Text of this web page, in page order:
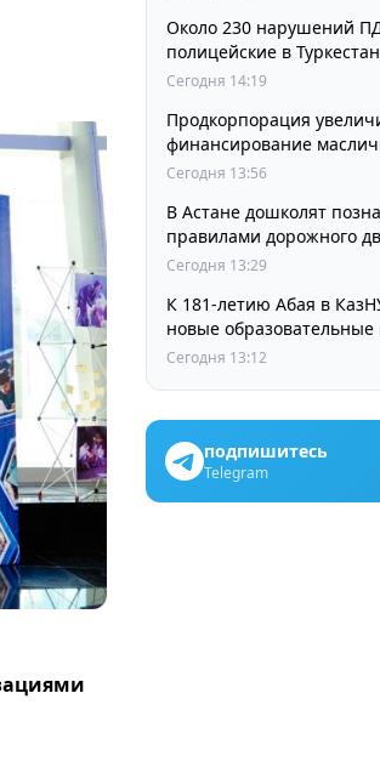
Около 230 нарушений
полицейские в
Сегодня 14:19
Продкорпорация
финансирование
раза
Сегодня 13:56
В Астане дошколят
правилами дорожного
Сегодня 13:29
К 181-летию Абая в
новые образовательные
разработки в области
Сегодня 13:12
подпишитесь
Telegram